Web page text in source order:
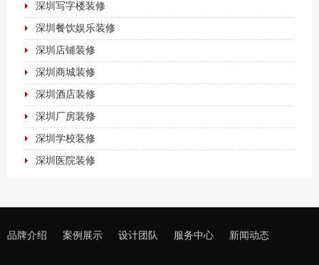
深圳写字楼装修
深圳餐饮娱乐装修
深圳店铺装修
深圳商城装修
深圳酒店装修
深圳厂房装修
深圳学校装修
深圳医院装修
品牌介绍 案例展示 设计团队 服务中心 新闻动态